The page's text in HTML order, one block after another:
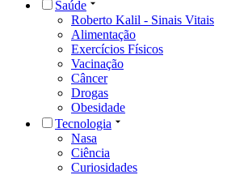
Saúde
Roberto Kalil - Sinais Vitais
Alimentação
Exercícios Físicos
Vacinação
Câncer
Drogas
Obesidade
Tecnologia
Nasa
Ciência
Curiosidades